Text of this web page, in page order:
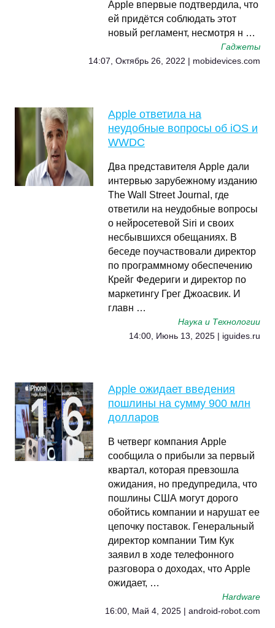
Apple впервые подтвердила, что
ей придётся соблюдать этот
новый регламент, несмотря н …
Гаджеты
14:07, Октябрь 26, 2022 | mobidevices.com
Apple ответила на
неудобные вопросы об iOS и
WWDC
Два представителя Apple дали
интервью зарубежному изданию
The Wall Street Journal, где
ответили на неудобные вопросы
о нейросетевой Siri и своих
несбывшихся обещаниях. В
беседе поучаствовали директор
по программному обеспечению
Крейг Федериги и директор по
маркетингу Грег Джоасвик. И
главн …
Наука и Технологии
14:00, Июнь 13, 2025 | iguides.ru
Apple ожидает введения
пошлины на сумму 900 млн
долларов
В четверг компания Apple
сообщила о прибыли за первый
квартал, которая превзошла
ожидания, но предупредила, что
пошлины США могут дорого
обойтись компании и нарушат ее
цепочку поставок. Генеральный
директор компании Тим Кук
заявил в ходе телефонного
разговора о доходах, что Apple
ожидает, …
Hardware
16:00, Май 4, 2025 | android-robot.com